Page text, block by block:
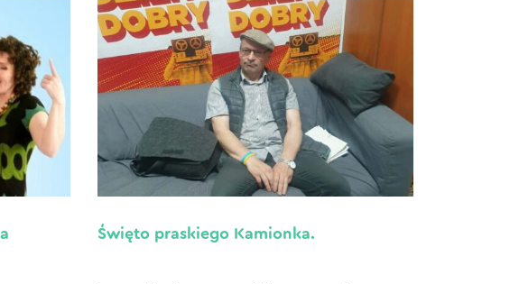
Święto praskiego Kamionka.